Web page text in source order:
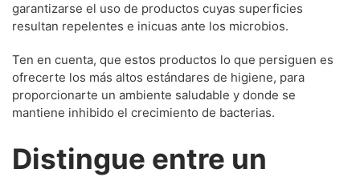
garantizarse el uso de productos cuyas superficies
resultan repelentes e inicuas ante los microbios.
Ten en cuenta, que estos productos lo que persiguen es
ofrecerte los más altos estándares de higiene, para
proporcionarte un ambiente saludable y donde se
mantiene inhibido el crecimiento de bacterias.
Distingue entre un